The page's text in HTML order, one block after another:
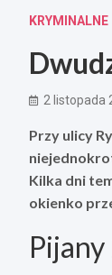
KRYMINALNE
2 listopada
Przy ulicy
Kilka dni
okienko